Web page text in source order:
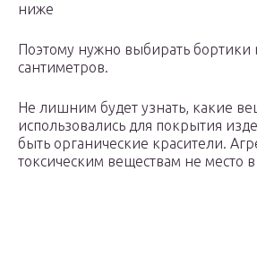
ниже
Поэтому нужно выбирать
сантиметров.
Не лишним будет узнать, какие
использовались для покрытия
быть органические красители.
токсическим веществам не место